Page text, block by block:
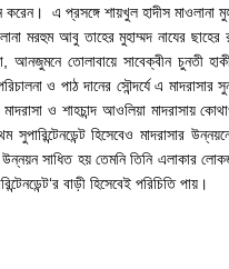
করেন। এ প্রসঙ্গে শায়খুল হাদীস
মরহুম আবু তাহের মুহাম্মদ নাযের
আনজুমনে তোলাবায়ে সাবেক্বীন চুনতী
ও পাঠ দানের সৌন্দর্যে এ মাদরাসার
মাদরাসা ও শাহচান্দ আওলিয়া মাদরাসায়
হিসেবেও মাদরাসার
উন্নয়ন সাধিত হয় তেমনি তিনি
বাড়ী হিসেবেই পরিচিতি পায়।